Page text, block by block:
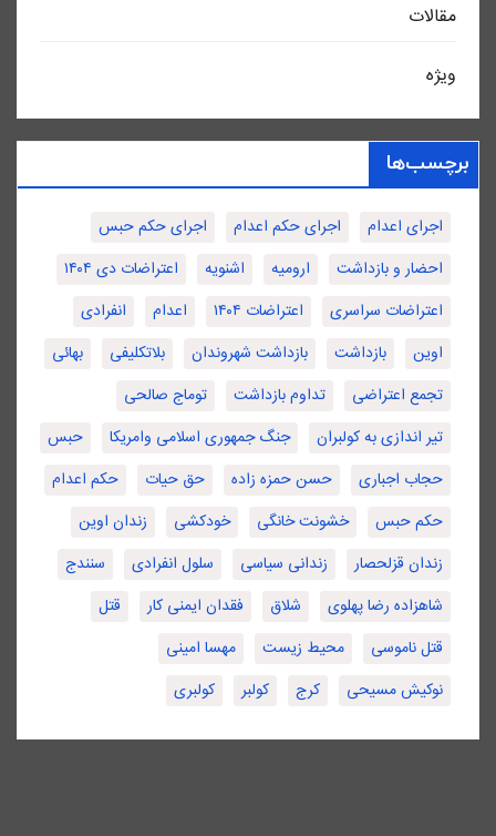
مقالات
ویژه
برچسب‌ها
اجرای اعدام اجرای حکم اعدام
اجرای حکم حبس
احضار و بازداشت
ارومیه اشنویه
اعتراضات دی ۱۴۰۴
اعتراضات سراسری
اعتراضات ۱۴۰۴ اعدام
انفرادی
اوین
بازداشت بازداشت شهروندان بلاتکلیفی
بهائی
تجمع اعتراضی
تداوم بازداشت
توماج صالحی
تیر اندازی به کولبران
جنگ جمهوری اسلامی وامریکا
حبس
حجاب اجباری
حسن حمزه زاده حق حیات
حکم اعدام
حکم حبس
خشونت خانگی خودکشی
زندان اوین
زندان قزلحصار
زندانی سیاسی سلول انفرادی
سنندج
شاهزاده رضا پهلوی
شلاق فقدان ایمنی کار
قتل
قتل ناموسی
محیط زیست
مهسا امینی
نوکیش مسیحی
کرج کولبر کولبری